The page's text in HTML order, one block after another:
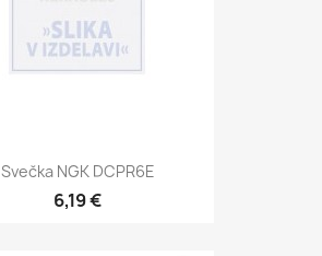
Svečka NGK DCPR6E
6,19 €